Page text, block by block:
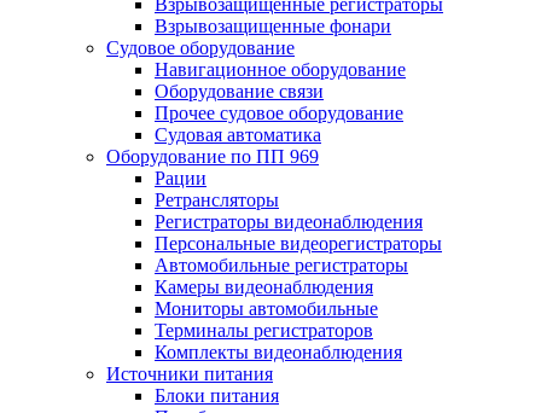
Взрывозащищенные регистраторы
Взрывозащищенные фонари
Судовое оборудование
Навигационное оборудование
Оборудование связи
Прочее судовое оборудование
Судовая автоматика
Оборудование по ПП 969
Рации
Ретрансляторы
Регистраторы видеонаблюдения
Персональные видеорегистраторы
Автомобильные регистраторы
Камеры видеонаблюдения
Мониторы автомобильные
Терминалы регистраторов
Комплекты видеонаблюдения
Источники питания
Блоки питания